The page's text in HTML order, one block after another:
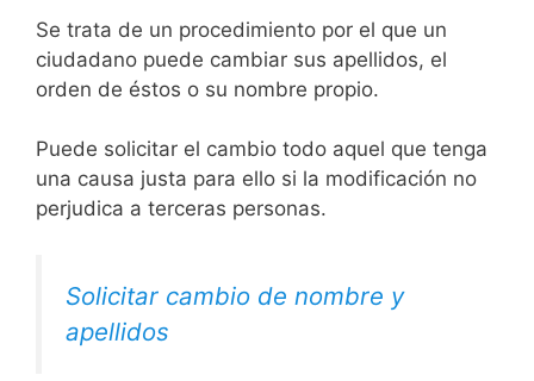
Se trata de un procedimiento por el que un
ciudadano puede cambiar sus apellidos, el
orden de éstos o su nombre propio.
Puede solicitar el cambio todo aquel que tenga
una causa justa para ello si la modificación no
perjudica a terceras personas.
Solicitar cambio de nombre y
apellidos